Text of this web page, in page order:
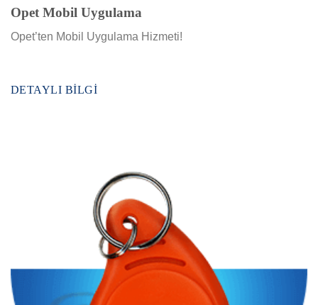
Opet Mobil Uygulama
Opet’ten Mobil Uygulama Hizmeti!
DETAYLI BILGI